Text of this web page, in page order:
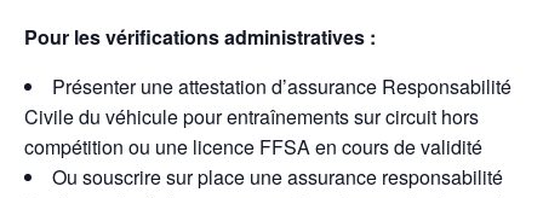
Pour les vérifications administratives :
Présenter une attestation d’assurance Responsabilité
Civile du véhicule pour entraînements sur circuit hors
compétition ou une licence FFSA en cours de validité
Ou souscrire sur place une assurance responsabilité